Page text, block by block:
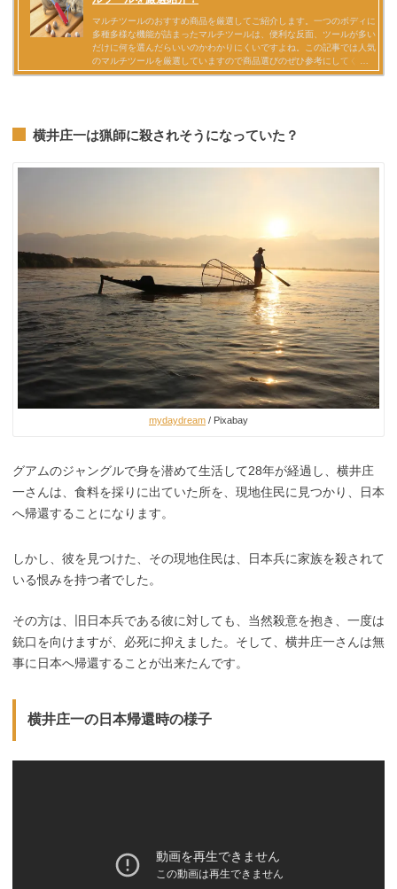
横井庄一は猟師に殺されそうになっていた？
mydaydream / Pixabay
グアムのジャングルで身を潜めて生活して28年が経過し、横井庄
一さんは、食料を採りに出ていた所を、現地住民に見つかり、日本
へ帰還することになります。
しかし、彼を見つけた、その現地住民は、日本兵に家族を殺されて
いる恨みを持つ者でした。
その方は、旧日本兵である彼に対しても、当然殺意を抱き、一度は
銃口を向けますが、必死に抑えました。そして、横井庄一さんは無
事に日本へ帰還することが出来たんです。
横井庄一の日本帰還時の様子